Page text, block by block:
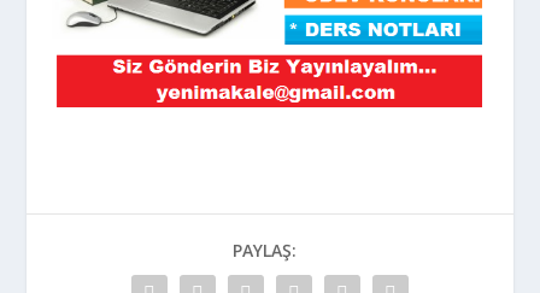
PAYLAŞ: